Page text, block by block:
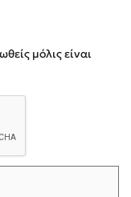
μόλις είναι